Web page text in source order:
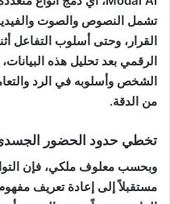
تشمل النصوص والصوت
القرار، وحتى أسلوب التفاعل
الرقمي بعد تحليل هذه
الشخص وأسلوبه في الرد
من الدقة.
تخطي حدود الحضور
وبحسب معلوف ملكي، فإن
مستقبلاً إلى إعادة تعريف مفهوم